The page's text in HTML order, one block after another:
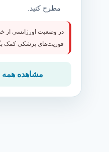
مطرح کنید.
در وضعیت اورژانسی از
فوریت‌های پزشکی کمک
مشاهده